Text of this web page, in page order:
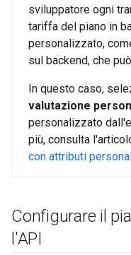
sviluppatore ogni
tariffa del piano in
personalizzato,
sul backend, che
In questo caso,
valutazione
personalizzato
più, consulta
con attributi
Configurare il
l'API